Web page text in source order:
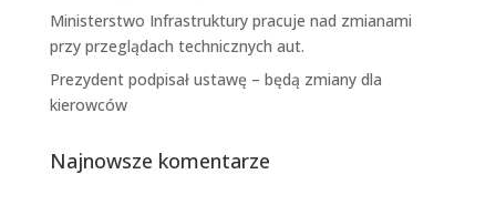
Ministerstwo Infrastruktury pracuje nad zmianami
przy przeglądach technicznych aut.
Prezydent podpisał ustawę – będą zmiany dla
kierowców
Najnowsze komentarze